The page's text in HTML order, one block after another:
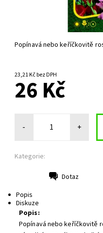
Popínavá nebo keříčkovitě
23,21 Kč bez DPH
26 Kč
- +
Kategorie:
Dotaz
Popis
Diskuze
Popis:
Popínavá nebo keříčkovitě